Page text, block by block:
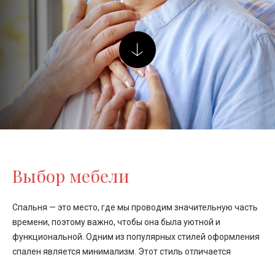
Выбор мебели
Спальня — это место, где мы проводим значительную часть
времени, поэтому важно, чтобы она была уютной и
функциональной. Одним из популярных стилей оформления
спален является минимализм. Этот стиль отличается